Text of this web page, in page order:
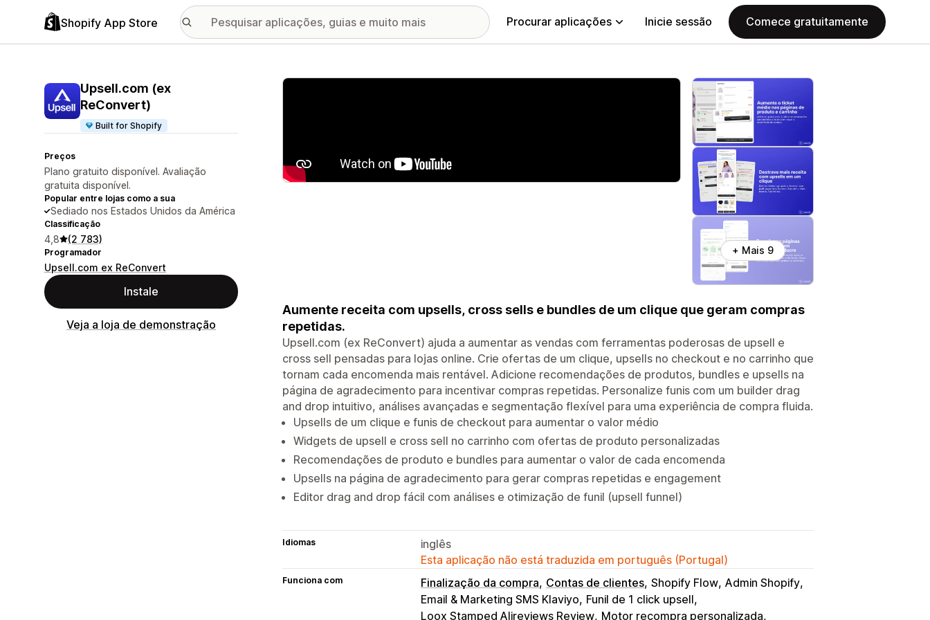
Shopify App Store Procurar aplicações Inicie sessão Comece gratuitamente
Upsell.com (ex
ReConvert)
Built for Shopify
Preços
Plano gratuito disponível. Avaliação
gratuita disponível.
Popular entre lojas como a sua
Sediado nos Estados Unidos da América
Classificação
4,8 (2 783)
Programador
Upsell.com ex ReConvert
Instale
Veja a loja de demonstração
Galeria de imagens em destaque
+ Mais 9
Aumente receita com upsells, cross sells e bundles de um clique que geram compras
repetidas.
Upsell.com (ex ReConvert) ajuda a aumentar as vendas com ferramentas poderosas de upsell e
cross sell pensadas para lojas online. Crie ofertas de um clique, upsells no checkout e no carrinho que
tornam cada encomenda mais rentável. Adicione recomendações de produtos, bundles e upsells na
página de agradecimento para incentivar compras repetidas. Personalize funis com um builder drag
and drop intuitivo, análises avançadas e segmentação flexível para uma experiência de compra fluida.
Upsells de um clique e funis de checkout para aumentar o valor médio
Widgets de upsell e cross sell no carrinho com ofertas de produto personalizadas
Recomendações de produto e bundles para aumentar o valor de cada encomenda
Upsells na página de agradecimento para gerar compras repetidas e engagement
Editor drag and drop fácil com análises e otimização de funil (upsell funnel)
Idiomas
inglês
Esta aplicação não está traduzida em português (Portugal)
Funciona com Finalização da compra Contas de clientes Shopify Flow Admin Shopify
Email & Marketing SMS Klaviyo Funil de 1 click upsell
Loox Stamped Alireviews Review Motor recompra personalizada